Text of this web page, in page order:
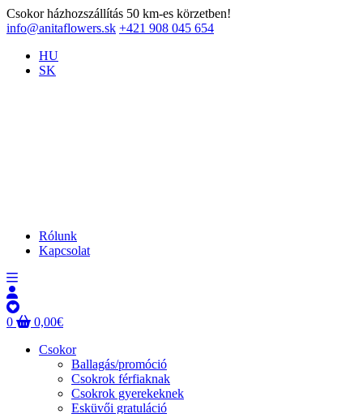
Csokor házhozszállítás 50 km-es körzetben!
info@anitaflowers.sk +421 908 045 654
HU
SK
Rólunk
Kapcsolat
0 0,00€
Csokor
Ballagás/promóció
Csokrok férfiaknak
Csokrok gyerekeknek
Esküvői gratuláció